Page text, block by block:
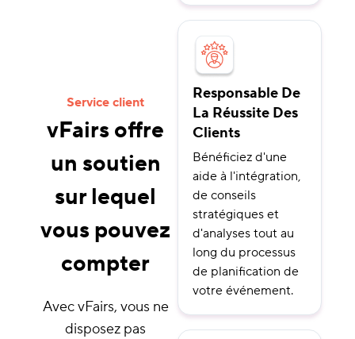
Service client
vFairs offre
un soutien
sur lequel
vous pouvez
compter
Avec vFairs, vous ne
disposez pas
Responsable De
La Réussite Des
Clients
Bénéficiez d'une
aide à l'intégration,
de conseils
stratégiques et
d'analyses tout au
long du processus
de planification de
votre événement.